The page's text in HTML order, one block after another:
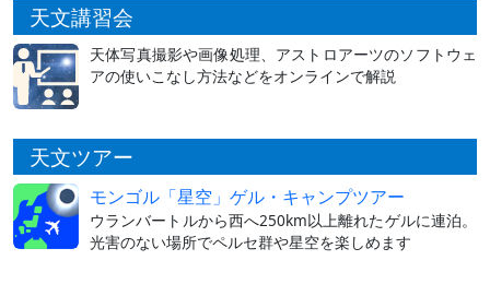
天文講習会
天体写真撮影や画像処理、アストロアーツのソフトウェ
アの使いこなし方法などをオンラインで解説
天文ツアー
モンゴル「星空」ゲル・キャンプツアー
ウランバートルから西へ250km以上離れたゲルに連泊。
光害のない場所でペルセ群や星空を楽しめます